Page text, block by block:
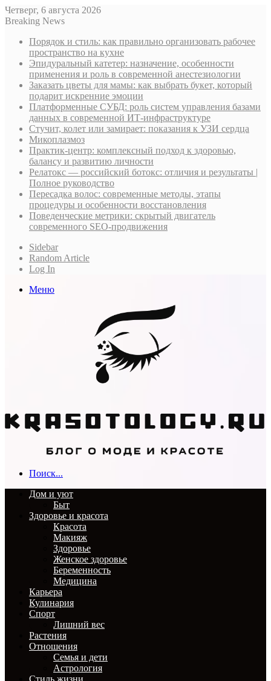
Четверг, 6 августа 2026
Breaking News
Порядок и стиль: как правильно организовать рабочее
пространство на кухне
Эпидуральный катетер: назначение, особенности
применения и роль в современной анестезиологии
Заказать цветы для мамы: как выбрать букет, который
подарит искренние эмоции
Платформенные СУБД: роль систем управления базами
данных в современной ИТ-инфраструктуре
Стучит, колет или замирает: показания к УЗИ сердца
Микоплазмоз
Практик-центр: комплексный подход к здоровью,
балансу и развитию личности
Релатокс — российский ботокс: отличия и результаты |
Полное руководство
Пересадка волос: современные методы, этапы
процедуры и особенности восстановления
Поведенческие метрики: скрытый двигатель
современного SEO-продвижения
Sidebar
Random Article
Log In
Меню
Поиск...
Дом и уют
Быт
Здоровье и красота
Красота
Макияж
Здоровье
Женское здоровье
Беременность
Медицина
Карьера
Кулинария
Спорт
Лишний вес
Растения
Отношения
Семья и дети
Астрология
Стиль жизни